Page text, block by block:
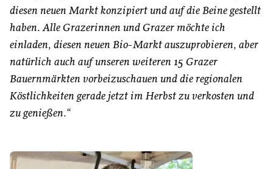
diesen neuen Markt konzipiert und auf die Beine gestellt
haben. Alle Grazerinnen und Grazer möchte ich
einladen, diesen neuen Bio-Markt auszuprobieren, aber
natürlich auch auf unseren weiteren 15 Grazer
Bauernmärkten vorbeizuschauen und die regionalen
Köstlichkeiten gerade jetzt im Herbst zu verkosten und
zu genießen.“